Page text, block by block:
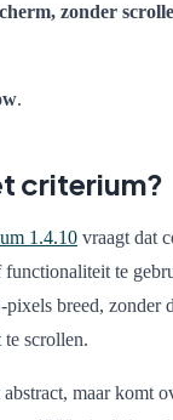
zonder
.
criterium?
1.4.10 vraagt dat
te
breed, zonder
scrollen.
maar komt